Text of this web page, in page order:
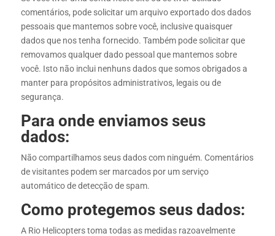
comentários, pode solicitar um arquivo exportado dos dados
pessoais que mantemos sobre você, inclusive quaisquer
dados que nos tenha fornecido. Também pode solicitar que
removamos qualquer dado pessoal que mantemos sobre
você. Isto não inclui nenhuns dados que somos obrigados a
manter para propósitos administrativos, legais ou de
segurança.
Para onde enviamos seus
dados:
Não compartilhamos seus dados com ninguém. Comentários
de visitantes podem ser marcados por um serviço
automático de detecção de spam.
Como protegemos seus dados:
A Rio Helicopters toma todas as medidas razoavelmente